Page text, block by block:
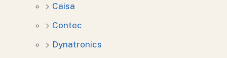
Caisa
Contec
Dynatronics